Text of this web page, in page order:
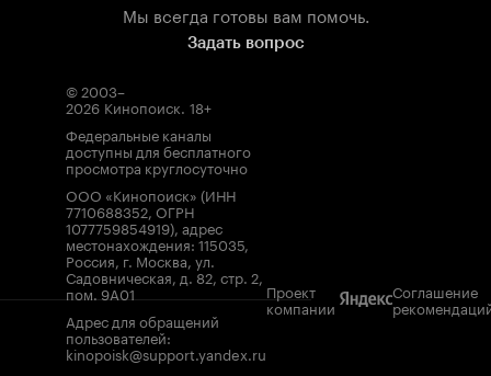
Мы всегда готовы вам помочь.
Задать вопрос
© 2003–
2026 Кинопоиск. 18+
Федеральные каналы
доступны для бесплатного
просмотра круглосуточно
ООО «Кинопоиск» (ИНН
7710688352, ОГРН
1077759854919), адрес
местонахождения: 115035,
Россия, г. Москва, ул.
Садовническая, д. 82, стр. 2,
пом. 9А01
Адрес для обращений
пользователей:
kinopoisk@support.yandex.ru
Проект
компании
Соглашение